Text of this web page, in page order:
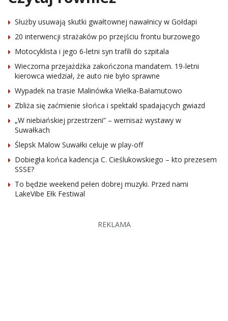
Służby usuwają skutki gwałtownej nawałnicy w Gołdapi
20 interwencji strażaków po przejściu frontu burzowego
Motocyklista i jego 6-letni syn trafili do szpitala
Wieczorna przejażdżka zakończona mandatem. 19-letni
kierowca wiedział, że auto nie było sprawne
Wypadek na trasie Malinówka Wielka-Bałamutowo
Zbliża się zaćmienie słońca i spektakl spadających gwiazd
„W niebiańskiej przestrzeni” – wernisaż wystawy w
Suwałkach
Ślepsk Malow Suwałki celuje w play-off
Dobiegła końca kadencja C. Cieślukowskiego – kto prezesem
SSSE?
To będzie weekend pełen dobrej muzyki. Przed nami
LakeVibe Ełk Festiwal
REKLAMA